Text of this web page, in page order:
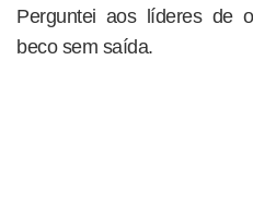
Perguntei aos líderes de
beco sem saída.